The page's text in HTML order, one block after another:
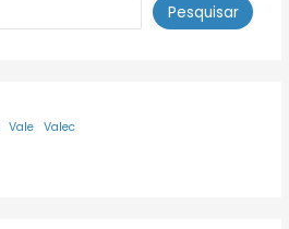
Pesquisar
Vale Valec